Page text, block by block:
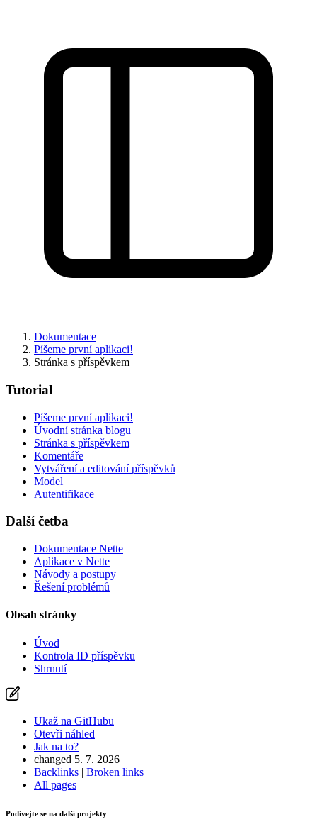
Našli jste na této stránce problém?
Ukaž na GitHubu(poté stiskni E pro editaci)
Otevři náhled
Nahlásit problém s touto stránkou na GitHubu
Dokumentace
Píšeme první aplikaci!
Stránka s příspěvkem
Tutorial
Píšeme první aplikaci!
Úvodní stránka blogu
Stránka s příspěvkem
Komentáře
Vytváření a editování příspěvků
Model
Autentifikace
Další četba
Dokumentace Nette
Aplikace v Nette
Návody a postupy
Řešení problémů
Obsah stránky
Úvod
Kontrola ID příspěvku
Shrnutí
Ukaž na GitHubu
Otevři náhled
Jak na to?
changed 5. 7. 2026
Backlinks | Broken links
All pages
Podívejte se na další projekty